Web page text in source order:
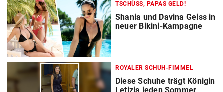
TSCHÜSS, PAPAS GELD!
Shania und Davina Geiss in
neuer Bikini-Kampagne
ROYALER SCHUH-FIMMEL
Diese Schuhe trägt Königin
Letizia jeden Sommer